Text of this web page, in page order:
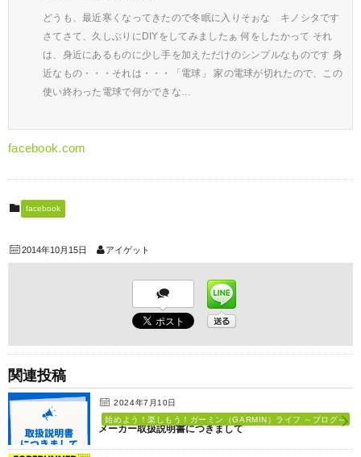
どうも、最近寒くなってきたので冬眠に入りそぉな キノシタです
さてさて、久しぶりにDIYをしてみましたぁ 何をしたかって それ
は、身近にあるものに少し手を加えただけのシンプルなものです 身
近なもの・・・それは・・・「電球」 家の電球が切れたので、この
使い終わった電球で何かできな…
facebook.com
facebook
2014年10月15日 アイゲット
関連投稿
2024年7月10日
始めよう！楽しもう！ガーミン（GARMIN）ライフ ～ブログ～
メーカー取扱説明書につきまして